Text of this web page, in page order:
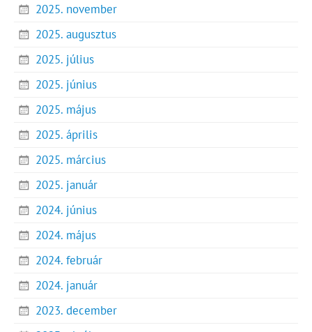
2025. november
2025. augusztus
2025. július
2025. június
2025. május
2025. április
2025. március
2025. január
2024. június
2024. május
2024. február
2024. január
2023. december